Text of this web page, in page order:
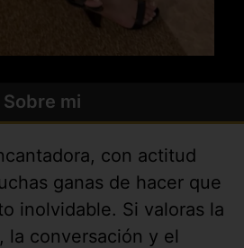
Sobre mi
con actitud
ganas de hacer que
inolvidable. Si valoras la
la conversación y el